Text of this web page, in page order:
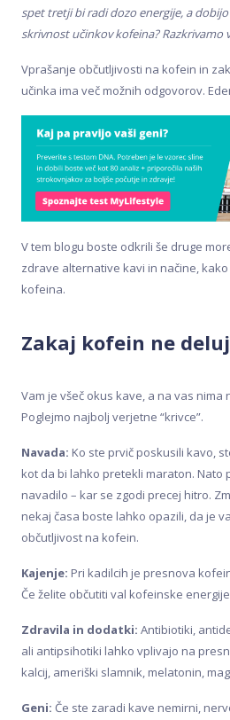
spet tretji bi radi dozo energije, a dobijo
skrivnost učinkov kofeina? Razkrivamo
Vprašanje občutljivosti na kofein in
učinka ima več možnih odgovorov.
V tem blogu boste odkrili še druge
zdrave alternative kavi in načine,
kofeina.
Zakaj kofein ne
Vam je všeč okus kave, a na vas nima
Poglejmo najbolj verjetne “krivce”.
Navada: Ko ste prvič poskusili kavo,
kot da bi lahko pretekli maraton. Nato
navadilo – kar se zgodi precej hitro.
nekaj časa boste lahko opazili, da je
občutljivost na kofein.
Kajenje: Pri kadilcih je presnova
Če želite občutiti val kofeinske
Zdravila in dodatki: Antibiotiki,
ali antipsihotiki lahko vplivajo na
kalcij, ameriški slamnik, melatonin,
Geni: Če ste zaradi kave nemirni,